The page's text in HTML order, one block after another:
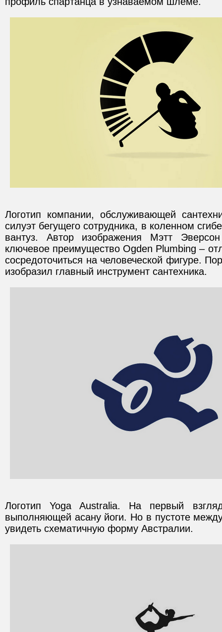
Логотип компании, обслуживающей
силуэт бегущего сотрудника, в коленном
вантуз. Автор изображения Мэтт
ключевое преимущество Ogden Plumbing –
сосредоточиться на человеческой фигуре.
изобразил главный инструмент сантехника.
Логотип Yoga Australia. На первый
выполняющей асану йоги. Но в пустоте
увидеть схематичную форму Австралии.